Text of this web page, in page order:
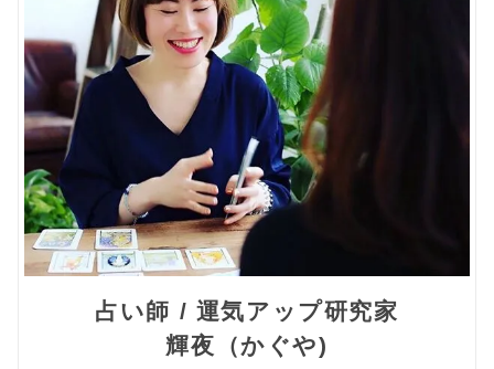
占い師 / 運気アップ研究家
輝夜（かぐや)